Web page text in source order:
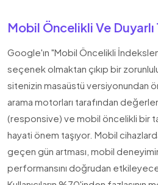
Mobil Öncelikli Ve Duyarlı
Google'ın "Mobil Öncelikli
seçenek olmaktan çıkıp bir
sitenizin masaüstü versiyonundan
arama motorları tarafından
(responsive) ve mobil öncelikli bir
hayati önem taşıyor. Mobil
geçen gün artması, mobil
performansını doğrudan